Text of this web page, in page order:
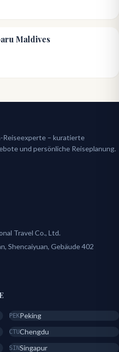
Maldives
Reiseexperte – kuratierte
und persönliche Reiseplanung.
Travel Co., Ltd.
Shencaiyuan, Gebäude 402
PEKPeking
CTUChengdu
SINSingapur